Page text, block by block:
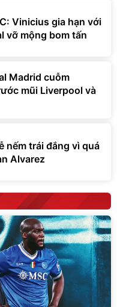
Vinicius gia hạn với
vỡ mộng bom tấn
Madrid cuỗm
mũi Liverpool và
nếm trái đắng vì quá
Alvarez